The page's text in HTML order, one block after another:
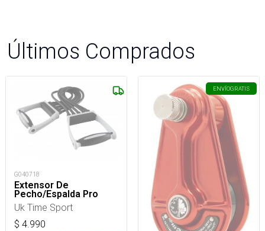
Últimos Comprados
G040718
Extensor De
Pecho/Espalda Pro
Uk Time Sport
$ 4.990
ENVÍOGRATIS